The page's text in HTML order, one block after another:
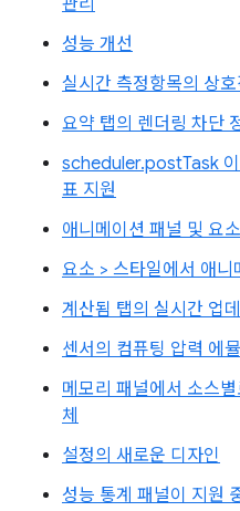
성능 개선
실시간 측정항목의 상호
요약 탭의 렌더링 차단
scheduler.postTask 이
표 지원
애니메이션 패널 및 요
요소 > 스타일에서 애니
계산됨 탭의 실시간 업
센서의 컴퓨팅 압력 에
메모리 패널에서 소스
체
설정의 새로운 디자인
성능 통계 패널이 지원